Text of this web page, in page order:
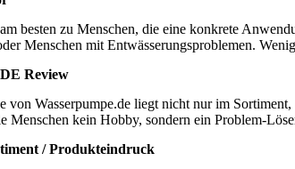
besten zu Menschen, die eine konkrete
Menschen mit Entwässerungsproblemen.
Review
von Wasserpumpe.de liegt nicht nur im
Menschen kein Hobby, sondern ein Problem-
/ Produkteindruck